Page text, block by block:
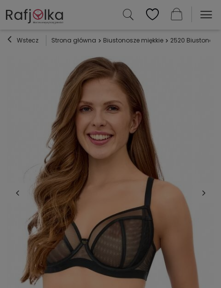
Wstecz Strona główna Biustonosze miękkie 2520